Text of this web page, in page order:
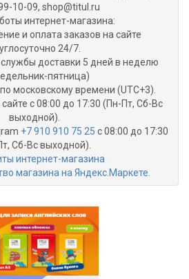
10-09, shop@titul.ru
интернет-магазина:
и оплата заказов на сайте
24/7.
службы доставки 5 дней в неделю
пятница)
московскому времени (UTC+3).
с 08:00 до 17:30 (Пн-Пт, Сб-Вс
выходной).
+7 910 910 75 25 с 08:00 до 17:30
Сб-Вс выходной).
интернет-магазина